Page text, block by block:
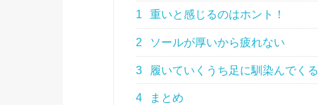
1 重いと感じるのはホント！
2 ソールが厚いから疲れない
3 履いていくうち足に馴染んでくる
4 まとめ